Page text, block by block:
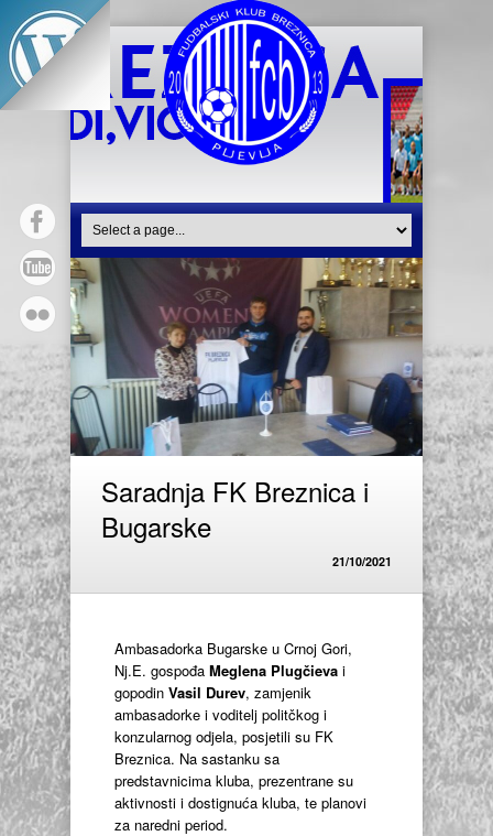
Saradnja FK Breznica i
Bugarske
21/10/2021
Ambasadorka Bugarske u Crnoj Gori,
Nj.E. gospođa Meglena Plugčieva i
gopodin Vasil Durev, zamjenik
ambasadorke i voditelj politčkog i
konzularnog odjela, posjetili su FK
Breznica. Na sastanku sa
predstavnicima kluba, prezentrane su
aktivnosti i dostignuća kluba, te planovi
za naredni period.